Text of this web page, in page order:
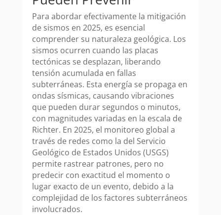
Para abordar efectivamente la mitigación
de sismos en 2025, es esencial
comprender su naturaleza geológica. Los
sismos ocurren cuando las placas
tectónicas se desplazan, liberando
tensión acumulada en fallas
subterráneas. Esta energía se propaga en
ondas sísmicas, causando vibraciones
que pueden durar segundos o minutos,
con magnitudes variadas en la escala de
Richter. En 2025, el monitoreo global a
través de redes como la del Servicio
Geológico de Estados Unidos (USGS)
permite rastrear patrones, pero no
predecir con exactitud el momento o
lugar exacto de un evento, debido a la
complejidad de los factores subterráneos
involucrados.